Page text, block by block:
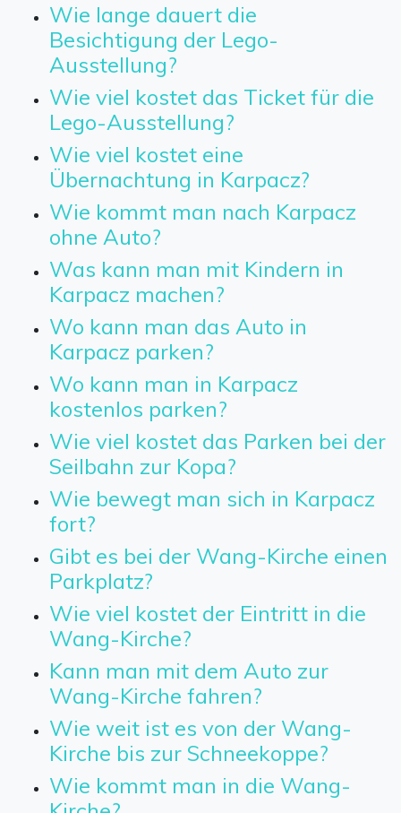
Wie lange dauert die
Besichtigung der Lego-
Ausstellung?
Wie viel kostet das Ticket für die
Lego-Ausstellung?
Wie viel kostet eine
Übernachtung in Karpacz?
Wie kommt man nach Karpacz
ohne Auto?
Was kann man mit Kindern in
Karpacz machen?
Wo kann man das Auto in
Karpacz parken?
Wo kann man in Karpacz
kostenlos parken?
Wie viel kostet das Parken bei der
Seilbahn zur Kopa?
Wie bewegt man sich in Karpacz
fort?
Gibt es bei der Wang-Kirche einen
Parkplatz?
Wie viel kostet der Eintritt in die
Wang-Kirche?
Kann man mit dem Auto zur
Wang-Kirche fahren?
Wie weit ist es von der Wang-
Kirche bis zur Schneekoppe?
Wie kommt man in die Wang-